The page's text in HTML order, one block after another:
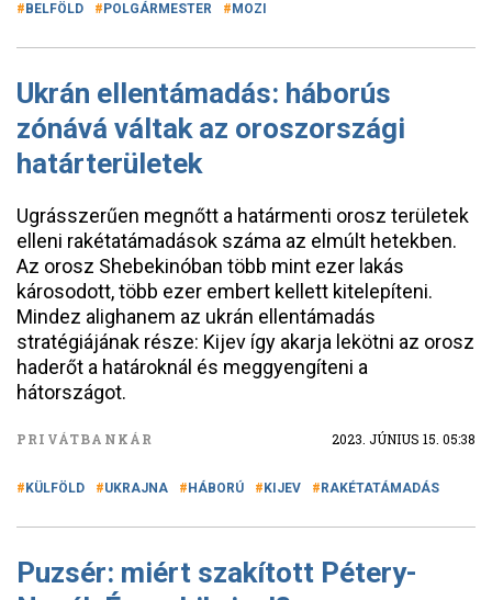
BELFÖLD POLGÁRMESTER MOZI
Ukrán ellentámadás: háborús
zónává váltak az oroszországi
határterületek
Ugrásszerűen megnőtt a határmenti orosz területek
elleni rakétatámadások száma az elmúlt hetekben.
Az orosz Shebekinóban több mint ezer lakás
károsodott, több ezer embert kellett kitelepíteni.
Mindez alighanem az ukrán ellentámadás
stratégiájának része: Kijev így akarja lekötni az orosz
haderőt a határoknál és meggyengíteni a
hátországot.
PRIVÁTBANKÁR 2023. JÚNIUS 15. 05:38
KÜLFÖLD UKRAJNA HÁBORÚ KIJEV RAKÉTATÁMADÁS
Puzsér: miért szakított Pétery-